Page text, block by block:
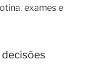
exames e